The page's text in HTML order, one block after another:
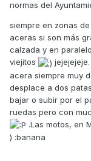
normas del
siempre en zonas
aceras si son más
calzada y en
viejitos
acera siempre muy
desplace a dos
bajar o subir por el
ruedas pero con
.Las motos, en
) :banana